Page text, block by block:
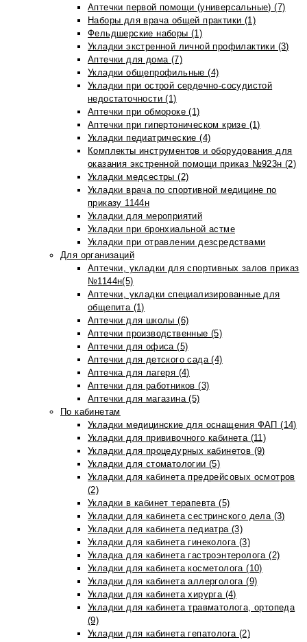
Аптечки первой помощи (универсальные) (7)
Наборы для врача общей практики (1)
Фельдшерские наборы (1)
Укладки экстренной личной профилактики (3)
Аптечки для дома (7)
Укладки общепрофильные (4)
Укладки при острой сердечно-сосудистой
недостаточности (1)
Аптечки при обмороке (1)
Аптечки при гипертоническом кризе (1)
Укладки педиатрические (4)
Комплекты инструментов и оборудования для
оказания экстренной помощи приказ №923н (2)
Укладки медсестры (2)
Укладки врача по спортивной медицине по
приказу 1144н
Укладки для мероприятий
Укладки при бронхиальной астме
Укладки при отравлении дезсредствами
Для организаций
Аптечки, укладки для спортивных залов приказ
№1144н(5)
Аптечки, укладки специализированные для
общепита (1)
Аптечки для школы (6)
Аптечки производственные (5)
Аптечки для офиса (5)
Аптечки для детского сада (4)
Аптечка для лагеря (4)
Аптечки для работников (3)
Аптечки для магазина (5)
По кабинетам
Укладки медицинские для оснащения ФАП (14)
Укладки для прививочного кабинета (11)
Укладки для процедурных кабинетов (9)
Укладки для стоматологии (5)
Укладки для кабинета предрейсовых осмотров
(2)
Укладки в кабинет терапевта (5)
Укладки для кабинета сестринского дела (3)
Укладки для кабинета педиатра (3)
Укладки для кабинета гинеколога (3)
Укладка для кабинета гастроэнтеролога (2)
Укладки для кабинета косметолога (10)
Укладки для кабинета аллерголога (9)
Укладки для кабинета хирурга (4)
Укладки для кабинета травматолога, ортопеда
(9)
Укладки для кабинета гепатолога (2)